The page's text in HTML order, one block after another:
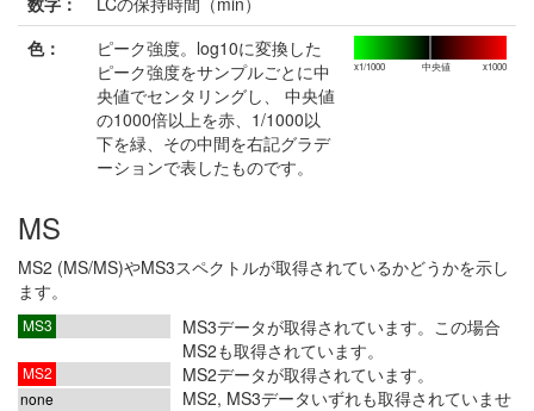
色：
ピーク強度。log10に変換した
ピーク強度をサンプルごとに中
央値でセンタリングし、 中央値
の1000倍以上を赤、1/1000以
下を緑、その中間を右記グラデ
ーションで表したものです。
x1/1000 中央値 x1000
MS
MS2 (MS/MS)やMS3スペクトルが取得されているかどうかを示し
ます。
MS3
MS3データが取得されています。この場合
MS2も取得されています。
MS2 MS2データが取得されています。
none
MS2, MS3データいずれも取得されていませ